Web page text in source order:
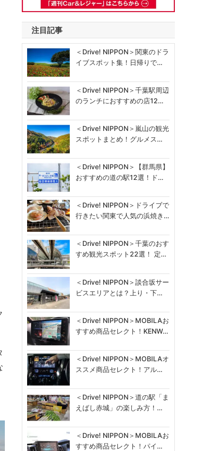
注目記事
＜Drive! NIPPON＞関東のドラ
イブスポット集！日帰りで…
＜Drive! NIPPON＞千葉駅周辺
のランチにおすすめの店12…
＜Drive! NIPPON＞嵐山の観光
スポットまとめ！グルメス…
＜Drive! NIPPON＞【群馬県】
おすすめの道の駅12選！ド…
＜Drive! NIPPON＞ドライブで
行きたい関東で人気の浜焼き…
＜Drive! NIPPON＞千葉のおす
すめ観光スポット22選！ 定…
＜Drive! NIPPON＞談合坂サー
ビスエリアとは？上り・下…
＜Drive! NIPPON＞MOBILAお
すすめ商品セレクト！KENW…
＜Drive! NIPPON＞MOBILAオ
ススメ商品セレクト！アル…
＜Drive! NIPPON＞道の駅「ま
えばし赤城」の楽しみ方！…
＜Drive! NIPPON＞MOBILAお
すすめ商品セレクト！パイ…